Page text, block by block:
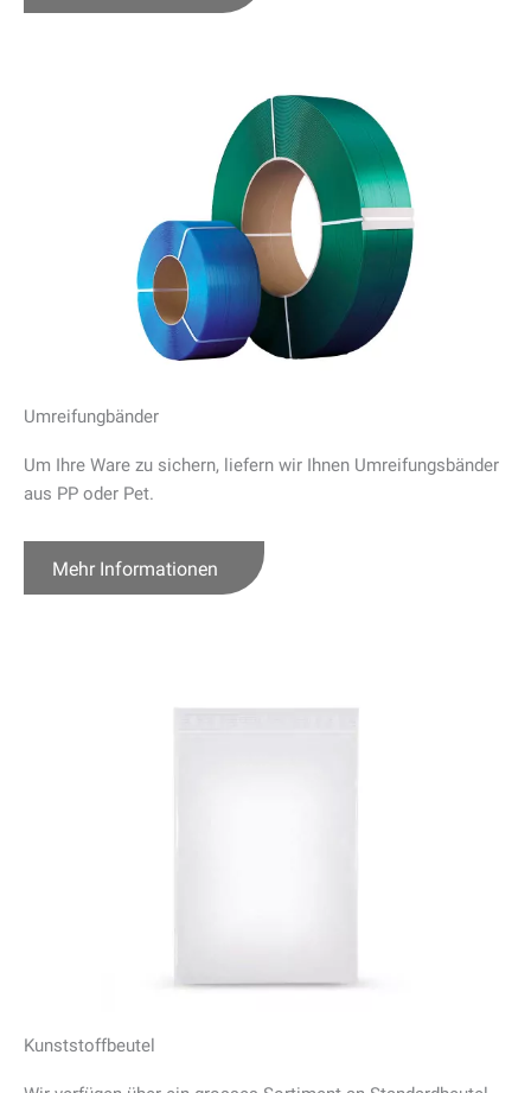
Umreifungbänder
Um Ihre Ware zu sichern, liefern wir Ihnen Umreifungsbänder
aus PP oder Pet.
Mehr Informationen
Kunststoffbeutel